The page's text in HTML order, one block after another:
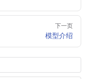
下一页
模型介绍